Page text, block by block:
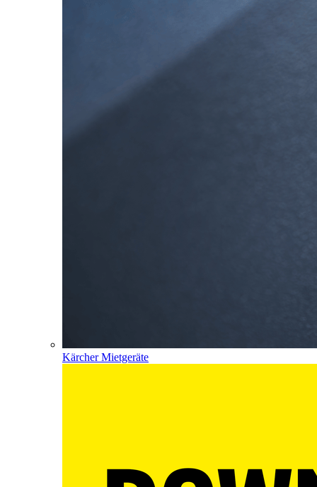
Kärcher Mietgeräte